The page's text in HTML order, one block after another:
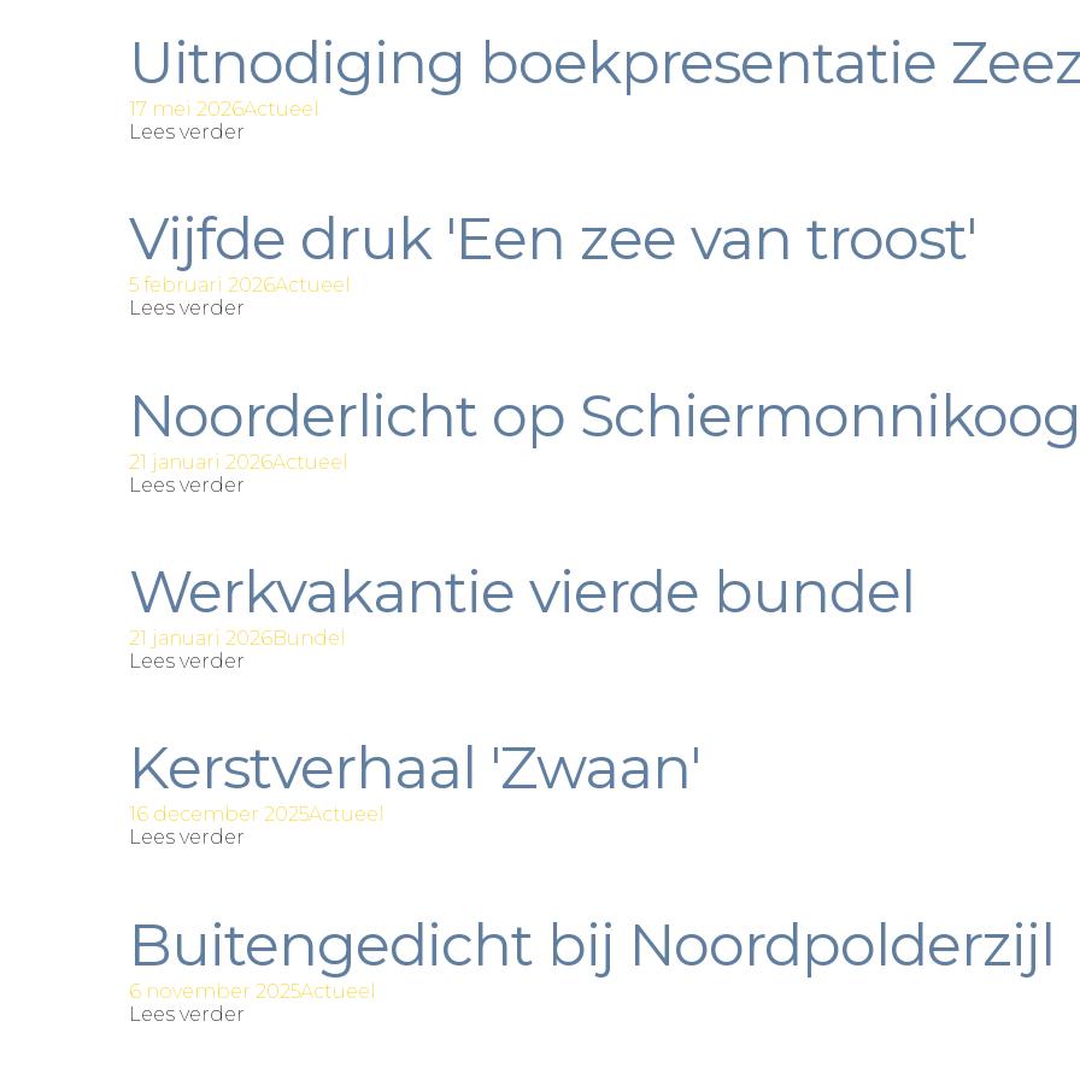
Uitnodiging boekpresentatie
17 mei 2026Actueel
Lees verder
Vijfde druk 'Een zee van troost'
5 februari 2026Actueel
Lees verder
Noorderlicht op Schiermonnikoog
21 januari 2026Actueel
Lees verder
Werkvakantie vierde bundel
21 januari 2026Bundel
Lees verder
Kerstverhaal 'Zwaan'
16 december 2025Actueel
Lees verder
Buitengedicht bij Noordpolderzijl
6 november 2025Actueel
Lees verder